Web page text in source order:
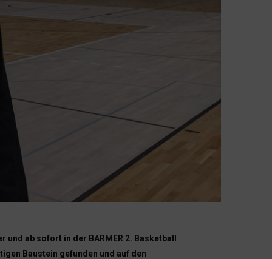
ab sofort in der BARMER 2. Basketball
Baustein gefunden und auf den